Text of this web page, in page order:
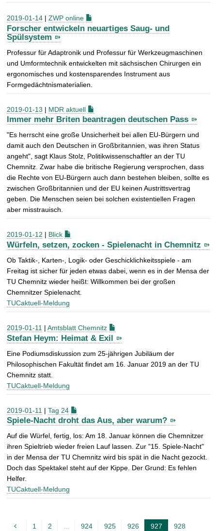
2019-01-14 | ZWP online
Forscher entwickeln neuartiges Saug- und
Spülsystem
Professur für Adaptronik und Professur für Werkzeugmaschinen
und Umformtechnik entwickelten mit sächsischen Chirurgen ein
ergonomisches und kostensparendes Instrument aus
Formgedächtnismaterialien.
2019-01-13 | MDR aktuell
Immer mehr Briten beantragen deutschen Pass
"Es herrscht eine große Unsicherheit bei allen EU-Bürgern und
damit auch den Deutschen in Großbritannien, was ihren Status
angeht", sagt Klaus Stolz, Politikwissenschaftler an der TU
Chemnitz. Zwar habe die britische Regierung versprochen, dass
die Rechte von EU-Bürgern auch dann bestehen bleiben, sollte es
zwischen Großbritannien und der EU keinen Austrittsvertrag
geben. Die Menschen seien bei solchen existentiellen Fragen
aber misstrauisch.
2019-01-12 | Blick
Würfeln, setzen, zocken - Spielenacht in Chemnitz
Ob Taktik-, Karten-, Logik- oder Geschicklichkeitsspiele - am
Freitag ist sicher für jeden etwas dabei, wenn es in der Mensa der
TU Chemnitz wieder heißt: Willkommen bei der großen
Chemnitzer Spielenacht.
TUCaktuell-Meldung
2019-01-11 | Amtsblatt Chemnitz
Stefan Heym: Heimat & Exil
Eine Podiumsdiskussion zum 25-jährigen Jubiläum der
Philosophischen Fakultät findet am 16. Januar 2019 an der TU
Chemnitz statt.
TUCaktuell-Meldung
2019-01-11 | Tag 24
Spiele-Nacht droht das Aus, aber warum?
Auf die Würfel, fertig, los: Am 18. Januar können die Chemnitzer
ihren Spieltrieb wieder freien Lauf lassen. Zur "15. Spiele-Nacht"
in der Mensa der TU Chemnitz wird bis spät in die Nacht gezockt.
Doch das Spektakel steht auf der Kippe. Der Grund: Es fehlen
Helfer.
TUCaktuell-Meldung
1 2 ... 924 925 926 927 928